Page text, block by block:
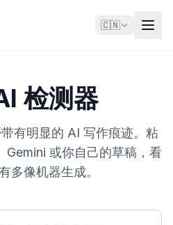
🇨🇳
检测器
有明显的 AI 写作痕迹。粘
Gemini 或你自己的草稿，看
多像机器生成。